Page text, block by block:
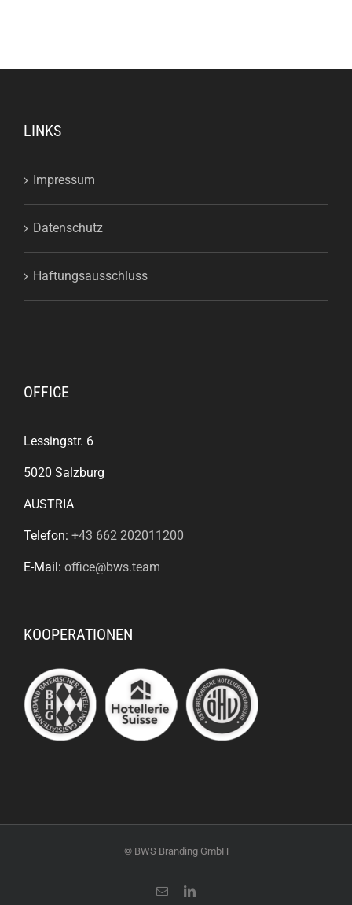
LINKS
Impressum
Datenschutz
Haftungsausschluss
OFFICE
Lessingstr. 6
5020 Salzburg
AUSTRIA
Telefon: +43 662 202011200
E-Mail: office@bws.team
KOOPERATIONEN
© BWS Branding GmbH
E-
LinkedIn